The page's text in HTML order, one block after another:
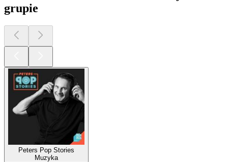
grupie
Peters Pop Stories
Muzyka